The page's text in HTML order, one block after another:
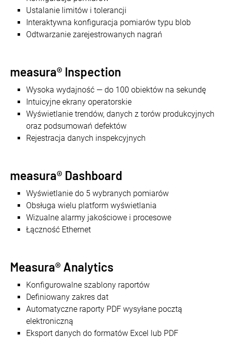
Ustalanie limitów i tolerancji
Interaktywna konfiguracja pomiarów typu blob
Odtwarzanie zarejestrowanych nagrań
measura® Inspection
Wysoka wydajność — do 100 obiektów na sekundę
Intuicyjne ekrany operatorskie
Wyświetlanie trendów, danych z torów produkcyjnych
oraz podsumowań defektów
Rejestracja danych inspekcyjnych
measura® Dashboard
Wyświetlanie do 5 wybranych pomiarów
Obsługa wielu platform wyświetlania
Wizualne alarmy jakościowe i procesowe
Łączność Ethernet
Measura® Analytics
Konfigurowalne szablony raportów
Definiowany zakres dat
Automatyczne raporty PDF wysyłane pocztą
elektroniczną
Eksport danych do formatów Excel lub PDF